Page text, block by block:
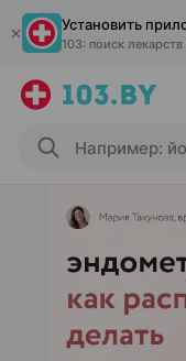
Установить
103: поиск
Например: